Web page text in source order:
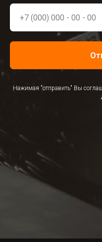
Нажимая "отправить" Вы